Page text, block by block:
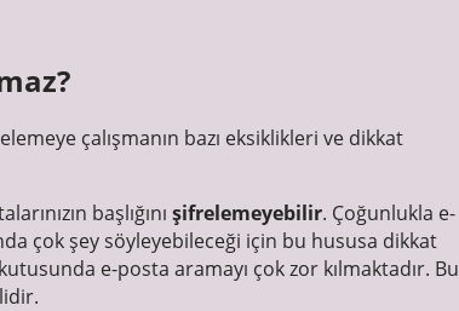
çalışmanın bazı eksiklikleri ve dikkat
başlığını şifrelemeyebilir. Çoğunlukla e-
çok şey söyleyebileceği için bu hususa dikkat
e-posta aramayı çok zor kılmaktadır. Bu